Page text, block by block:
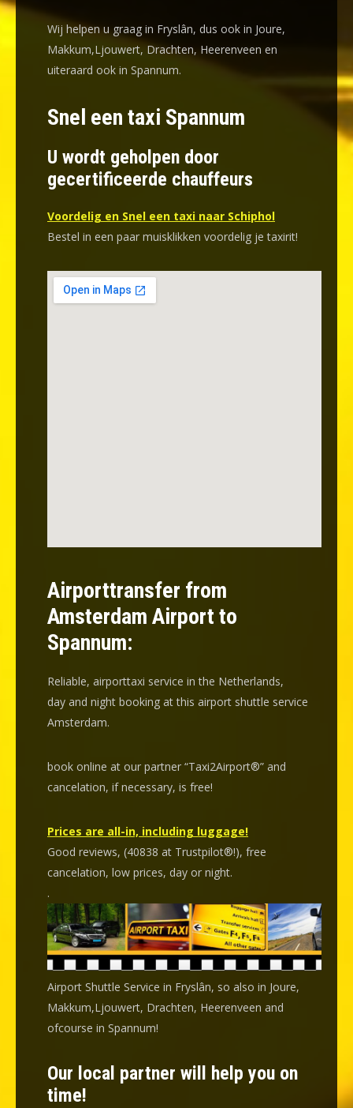
Wij helpen u graag in Fryslân, dus ook in Joure,
Makkum,Ljouwert, Drachten, Heerenveen en
uiteraard ook in Spannum.
Snel een taxi Spannum
U wordt geholpen door
gecertificeerde chauffeurs
Voordelig en Snel een taxi naar Schiphol
Bestel in een paar muisklikken voordelig je taxirit!
Airporttransfer from
Amsterdam Airport to
Spannum:
Reliable, airporttaxi service in the Netherlands,
day and night booking at this airport shuttle service
Amsterdam.
book online at our partner “Taxi2Airport®” and
cancelation, if necessary, is free!
Prices are all-in, including luggage!
Good reviews, (40838 at Trustpilot®!), free
cancelation, low prices, day or night.
.
Airport Shuttle Service in Fryslân, so also in Joure,
Makkum,Ljouwert, Drachten, Heerenveen and
ofcourse in Spannum!
Our local partner will help you on
time!